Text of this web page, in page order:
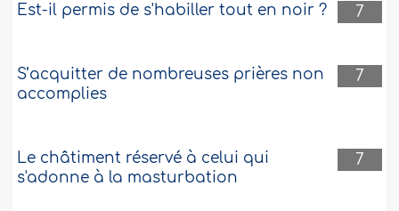
7
Est-il permis de s'habiller tout en noir ?
7
S’acquitter de nombreuses prières non
accomplies
7
Le châtiment réservé à celui qui
s'adonne à la masturbation